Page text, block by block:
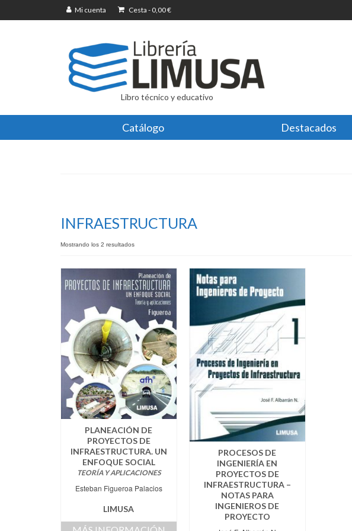
Mi cuenta Cesta - 0,00€
Libro técnico y educativo
Catálogo Destacados
INFRAESTRUCTURA
Mostrando los 2 resultados
PLANEACIÓN DE
PROYECTOS DE
INFRAESTRUCTURA. UN
ENFOQUE SOCIAL
TEORÍA Y APLICACIONES
Esteban Figueroa Palacios
LIMUSA
PROCESOS DE
INGENIERÍA EN
PROYECTOS DE
INFRAESTRUCTURA –
NOTAS PARA
INGENIEROS DE
PROYECTO